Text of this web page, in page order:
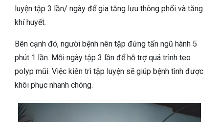
luyện tập 3 lần/ ngày để gia tăng lưu thông phổi và tăng
khí huyết.
Bên cạnh đó, người bệnh nên tập đứng tấn ngũ hành 5
phút 1 lần. Mỗi ngày tập 3 lần để hỗ trợ quá trình teo
polyp mũi. Việc kiên trì tập luyện sẽ giúp bệnh tình được
khôi phục nhanh chóng.